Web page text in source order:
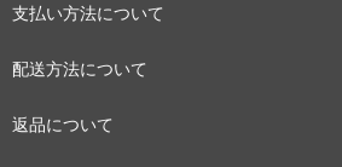
支払い方法について
配送方法について
返品について